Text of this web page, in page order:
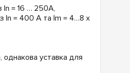
In = 16 … 250А,
з In = 400 А та Im = 4…8 x
уставка для